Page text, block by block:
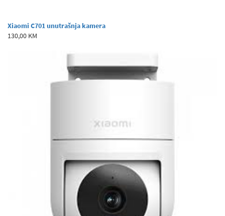
Xiaomi C701 unutrašnja kamera
130,00 KM